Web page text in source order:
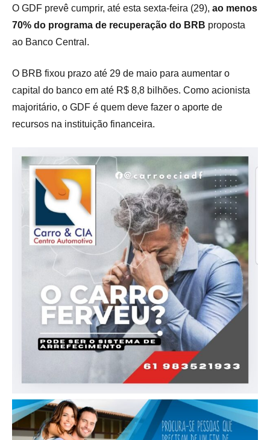
O GDF prevê cumprir, até esta sexta-feira (29), ao menos
70% do programa de recuperação do BRB proposta
ao Banco Central.
O BRB fixou prazo até 29 de maio para aumentar o
capital do banco em até R$ 8,8 bilhões. Como acionista
majoritário, o GDF é quem deve fazer o aporte de
recursos na instituição financeira.